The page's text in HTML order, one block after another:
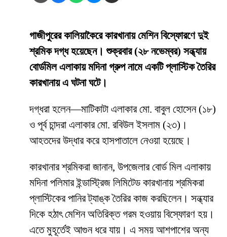
গাজীপুরের কালিয়াকৈরে কারখানায় মেশিন বিস্ফোরণে দুই
শ্রমিক দগ্ধ হয়েছেন। শুক্রবার (২৮ নভেম্বর) সন্ধ্যায়
বোর্ডমিল এলাকায় মদিনা গ্রুপ নামে একটি প্লাস্টিক তৈরির
কারখানায় এ ঘটনা ঘটে।
দগ্ধরা হলেন—মাটিকাটা এলাকার মো. বাবুল হোসেন (১৮)
ও পূর্ব চান্দরা এলাকার মো. রবিউল ইসলাম (২৩)।
আহতদের উদ্ধার করে হাসপাতালে নেওয়া হয়েছে।
কারখানার শ্রমিকরা জানান, উপজেলার বোর্ড মিল এলাকায়
মদিনা পলিমার ইন্ডাস্ট্রিজ লিমিটেড কারখানায় শ্রমিকরা
প্লাস্টিকের পানির ট্যাঙ্ক তৈরির কাজ করছিলেন। সন্ধ্যার
দিকে হঠাৎ মেশিন অতিরিক্ত গরম হওয়ায় বিস্ফোরণ হয়।
এতে মুহূর্তেই আগুন ধরে যায়। এ সময় আশপাশের অন্য